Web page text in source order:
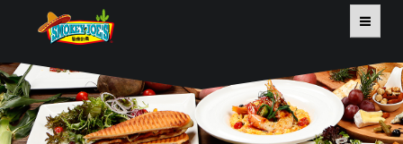
關於我們